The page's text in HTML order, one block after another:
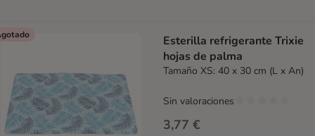
Esterilla refrigerante Trixie
hojas de palma
Tamaño XS: 40 x 30 cm (L x An)
3,77 €
Sin valoraciones